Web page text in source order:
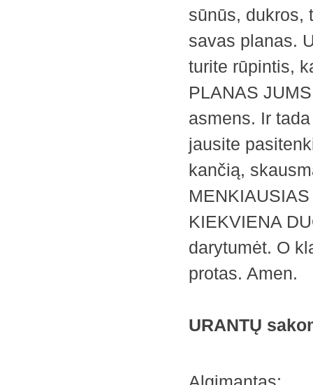
sūnūs, dukros,
savas planas.
turite rūpintis,
PLANAS
asmens. Ir
jausite
kančią,
KIEKVIENA
darytumėt. O
protas. Amen.
URANTŲ